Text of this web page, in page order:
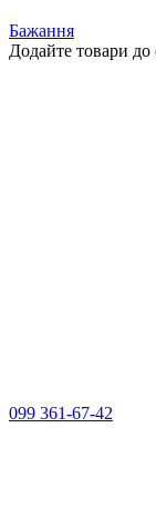
Бажання
Додайте товари
099 361-67-42